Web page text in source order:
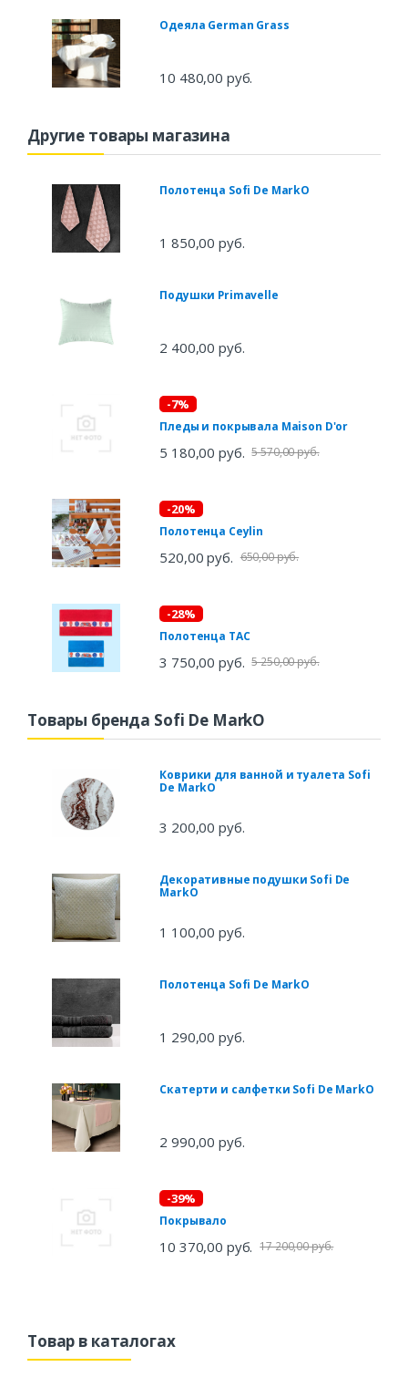
Одеяла German Grass
10 480,00 руб.
Другие товары магазина
Полотенца Sofi De MarkO
1 850,00 руб.
Подушки Primavelle
2 400,00 руб.
-7%
Пледы и покрывала Maison D'or
5 180,00 руб. 5 570,00 руб.
-20%
Полотенца Ceylin
520,00 руб. 650,00 руб.
-28%
Полотенца TAC
3 750,00 руб. 5 250,00 руб.
Товары бренда Sofi De MarkO
Коврики для ванной и туалета Sofi
De MarkO
3 200,00 руб.
Декоративные подушки Sofi De
MarkO
1 100,00 руб.
Полотенца Sofi De MarkO
1 290,00 руб.
Скатерти и салфетки Sofi De MarkO
2 990,00 руб.
-39%
Покрывало
10 370,00 руб. 17 200,00 руб.
Товар в каталогах